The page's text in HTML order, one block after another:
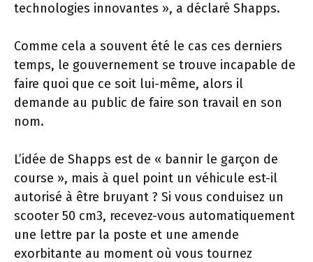
technologies innovantes », a déclaré Shapps.
Comme cela a souvent été le cas ces derniers
temps, le gouvernement se trouve incapable de
faire quoi que ce soit lui-même, alors il
demande au public de faire son travail en son
nom.
L’idée de Shapps est de « bannir le garçon de
course », mais à quel point un véhicule est-il
autorisé à être bruyant ? Si vous conduisez un
scooter 50 cm3, recevez-vous automatiquement
une lettre par la poste et une amende
exorbitante au moment où vous tournez